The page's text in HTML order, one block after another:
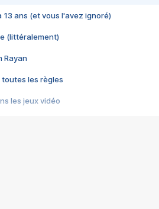
13 ans (et vous l'avez ignoré)
(littéralement)
Rayan
toutes les règles
les jeux vidéo